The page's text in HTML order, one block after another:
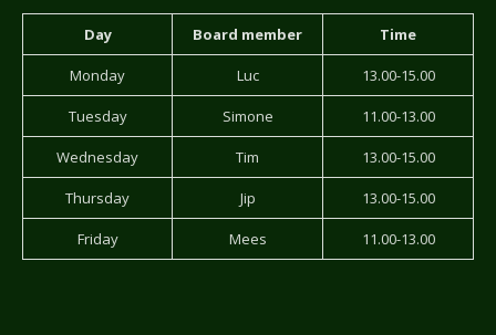
Day Board member Time
Monday Luc 13.00-15.00
Tuesday Simone 11.00-13.00
Wednesday Tim 13.00-15.00
Thursday Jip 13.00-15.00
Friday Mees 11.00-13.00